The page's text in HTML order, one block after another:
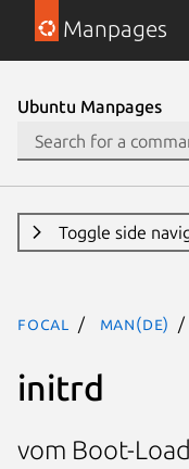
Manpages
Ubuntu Manpages
Toggle side
focal man(de)
initrd
vom Boot-